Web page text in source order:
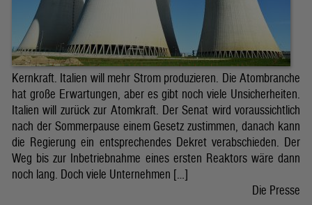
Kernkraft. Italien will mehr Strom produzieren. Die Atombranche
hat große Erwartungen, aber es gibt noch viele Unsicherheiten.
Italien will zurück zur Atomkraft. Der Senat wird voraussichtlich
nach der Sommerpause einem Gesetz zustimmen, danach kann
die Regierung ein entsprechendes Dekret verabschieden. Der
Weg bis zur Inbetriebnahme eines ersten Reaktors wäre dann
noch lang. Doch viele Unternehmen […]
Die Presse